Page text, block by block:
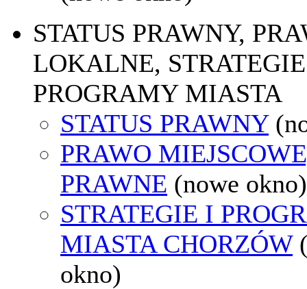
STATUS PRAWNY,
LOKALNE,
PROGRAMY MIASTA
STATUS PRAWNY
PRAWO
PRAWNE (nowe okno)
STRATEGIE I
MIASTA CHORZÓW
okno)